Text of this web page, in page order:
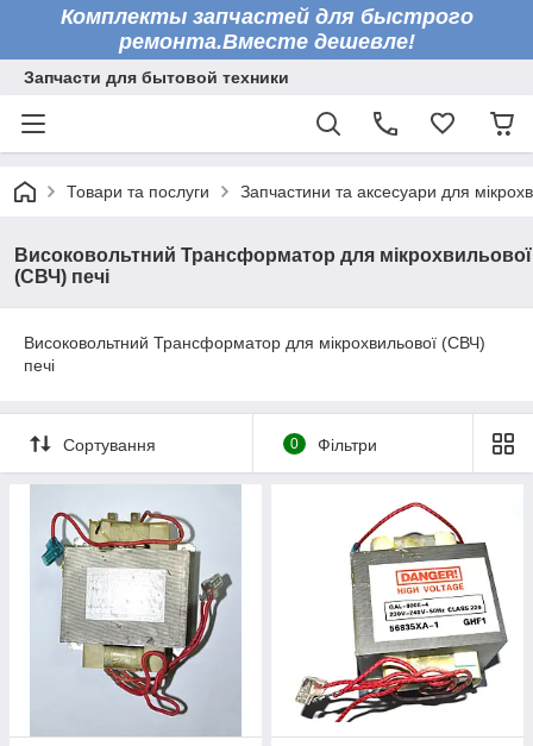
Комплекты запчастей для быстрого
ремонта.Вместе дешевле!
Запчасти для бытовой техники
Товари та послуги Запчастини та аксесуари для
Високовольтний Трансформатор для мікрохвильової
(СВЧ) печі
Високовольтний Трансформатор для мікрохвильової (СВЧ)
печі
Сортування 0 Фільтри